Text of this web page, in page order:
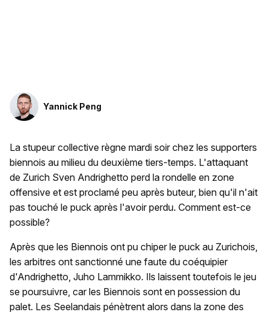
Yannick Peng
La stupeur collective règne mardi soir chez les supporters
biennois au milieu du deuxième tiers-temps. L'attaquant
de Zurich Sven Andrighetto perd la rondelle en zone
offensive et est proclamé peu après buteur, bien qu'il n'ait
pas touché le puck après l'avoir perdu. Comment est-ce
possible?
Après que les Biennois ont pu chiper le puck au Zurichois,
les arbitres ont sanctionné une faute du coéquipier
d'Andrighetto, Juho Lammikko. Ils laissent toutefois le jeu
se poursuivre, car les Biennois sont en possession du
palet. Les Seelandais pénètrent alors dans la zone des